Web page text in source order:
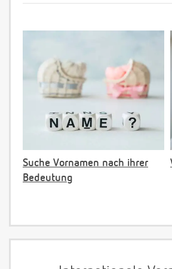
Suche Vornamen nach ihrer
Bedeutung